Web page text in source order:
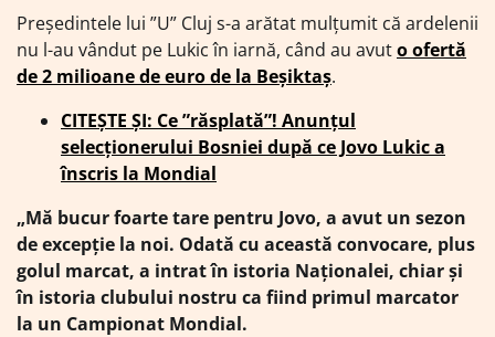
Președintele lui ”U” Cluj s-a arătat mulțumit că ardelenii
nu l-au vândut pe Lukic în iarnă, când au avuto ofertă
de 2 milioane de euro de la Beșiktaș.
CITEȘTE ȘI: Ce ”răsplată”! Anunțul
selecționerului Bosniei după ce Jovo Lukic a
înscris la Mondial
„Mă bucur foarte tare pentru Jovo, a avut un sezon
de excepţie la noi. Odată cu această convocare, plus
golul marcat, a intrat în istoria Naţionalei, chiar şi
în istoria clubului nostru ca fiind primul marcator
la un Campionat Mondial.